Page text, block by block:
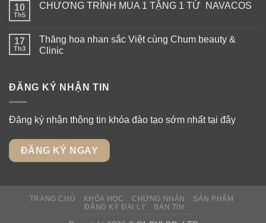
10
Th5
CHƯƠNG TRÌNH MUA 1 TẶNG 1 TỪ NAVACOS
17
Th3
Thăng hoa nhan sắc Việt cùng Chum beauty &
Clinic
ĐĂNG KÝ NHẬN TIN
Đăng ký nhận thông tin khóa đào tạo sớm nhất tại đây
ĐĂNG KÝ NGAY
TRANG CHỦ KHÓA HỌC CHỨNG NHẬN
SẢN PHẨM
ĐĂNG KÝ ĐẠI LÝ
BẢN TIN